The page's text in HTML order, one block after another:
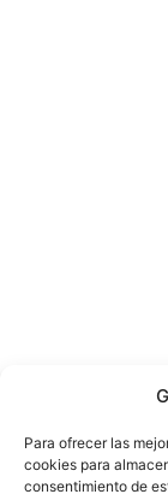
Para ofrecer las
cookies para
consentimiento de